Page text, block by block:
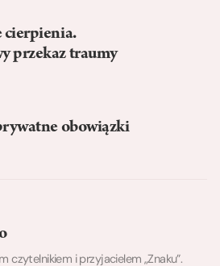
cierpienia.
przekaz traumy
obowiązki
czytelnikiem i przyjacielem „Znaku”.